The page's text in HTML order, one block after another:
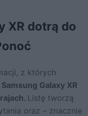
XR dotrą do
z których
Galaxy XR
Listę tworzą
oraz – znacznie